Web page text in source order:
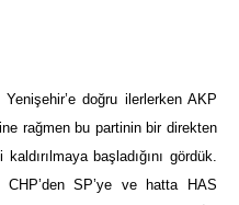
Yenişehir’e doğru ilerlerken AKP
rağmen bu partinin bir direkten
başladığını gördük.
SP’ye ve hatta HAS